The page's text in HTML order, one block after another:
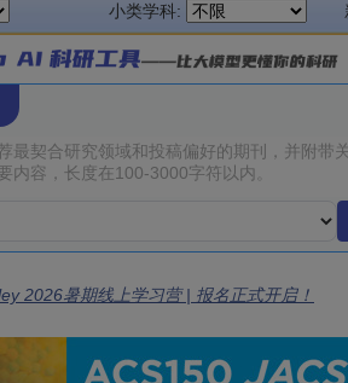
小类学科:
2026暑期线上学习营 | 报名正式开启！